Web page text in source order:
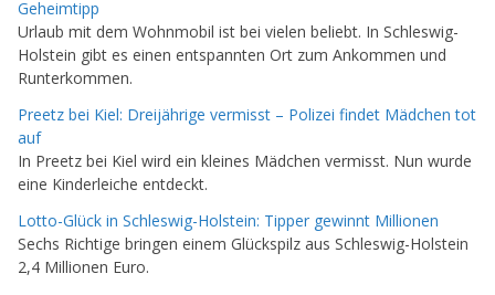
Geheimtipp
Urlaub mit dem Wohnmobil ist bei vielen beliebt. In Schleswig-
Holstein gibt es einen entspannten Ort zum Ankommen und
Runterkommen.
Preetz bei Kiel: Dreijährige vermisst – Polizei findet Mädchen tot
auf
In Preetz bei Kiel wird ein kleines Mädchen vermisst. Nun wurde
eine Kinderleiche entdeckt.
Lotto-Glück in Schleswig-Holstein: Tipper gewinnt Millionen
Sechs Richtige bringen einem Glückspilz aus Schleswig-Holstein
2,4 Millionen Euro.